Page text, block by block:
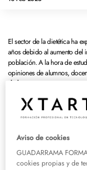
El sector de la dietética ha
años debido al aumento del
población. A la hora de
opiniones de alumnos,
de los sectores con una
El impacto laboral de la FP
preparación de los
ciclos formativos
mayores salidas
Aviso de cookies
GUADARRAMA
cookies propias y de